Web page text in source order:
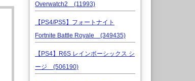
Overwatch2 (11993)
【PS4/PS5】フォートナイト
Fortnite Battle Royale (349435)
【PS4】R6S レインボーシックス シ
ージ (506190)